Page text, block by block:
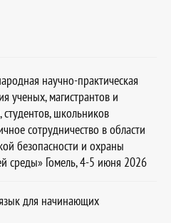
научно-практическая
ученых, магистрантов и
студентов, школьников
сотрудничество в области
безопасности и охраны
среды» Гомель, 4-5 июня 2026
для начинающих